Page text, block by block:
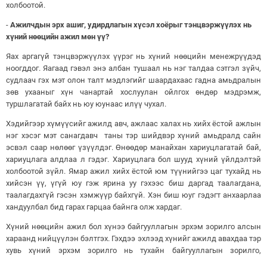
холбоотой.
- Ажилчдын эрх ашиг, удирдлагын хүсэл хоёрыг тэнцвэржүүлэх нь
хүний нөөцийн ажил мөн үү?
Яах аргагүй тэнцвэржүүлэх үүрэг нь хүний нөөцийн менежрүүдэд
ноогддог. Яагаад гэвэл энэ албан тушаал нь нэг талдаа сэтгэл зүйч,
судлаач гэх мэт олон талт мэдлэгийг шаардахаас гадна амьдралын
зөв ухааныг хүн чанартай хослуулан ойлгох өндөр мэдрэмж,
туршлагатай байх нь юу юунаас илүү чухал.
Хэдийгээр хүмүүсийг ажилд авч, ажлаас халах нь хийх ёстой ажлын
нэг хэсэг мэт санагдавч таны тэр шийдвэр хүний амьдралд сайн
эсвэл саар нөлөөг үзүүлдэг. Өнөөдөр манайхан хариуцлагатай бай,
хариуцлага алдлаа л гэдэг. Хариуцлага бол шууд хүний үйлдэлтэй
холбоотой зүйл. Ямар ажил хийх ёстой юм түүнийгээ цаг тухайд нь
хийсэн үү, үгүй юу гэж ярина уу гэхээс биш даргад таалагдана,
таалагдахгүй гэсэн хэмжүүр байхгүй. Хэн биш юуг гэдэгт анхаарлаа
хандуулбал бид гарах гарцаа байнга олж хардаг.
Хүний нөөцийн ажил бол хүнээ байгууллагын эрхэм зорилго алсын
хараанд нийцүүлэн бэлтгэх. Гэхдээ эхлээд хүнийг ажилд авахдаа тэр
хувь хүний эрхэм зорилго нь тухайн байгууллагын зорилго,